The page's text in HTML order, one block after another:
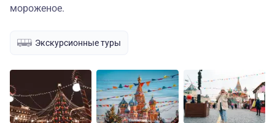
мороженое.
Экскурсионные туры